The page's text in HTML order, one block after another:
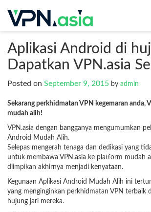
Aplikasi Android di
Dapatkan VPN.asia
Posted on September 9, 2015 by admin
Sekarang perkhidmatan VPN kegemaran anda,
mudah alih!
VPN.asia dengan bangganya mengumumkan
Android Mudah Alih.
Selepas mengerah tenaga dan dedikasi yang
untuk membawa VPN.asia ke platform mudah
diimpikan akhirnya menjadi kenyataan.
Kegunaan Aplikasi Android Mudah Alih ini
yang menginginkan perkhidmatan VPN terbaik
hujung jari mereka.